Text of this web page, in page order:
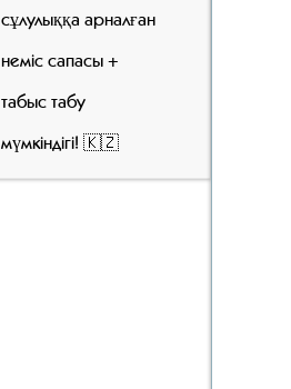
сұлулыққа арналған
неміс сапасы +
табыс табу
мүмкіндігі! 🇰🇿